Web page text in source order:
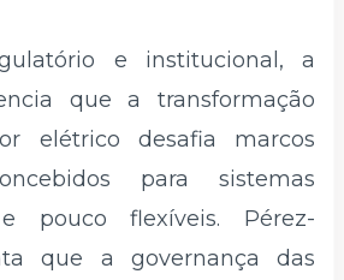
e institucional, a
que a transformação
elétrico desafia marcos
para sistemas
pouco flexíveis. Pérez-
que a governança das